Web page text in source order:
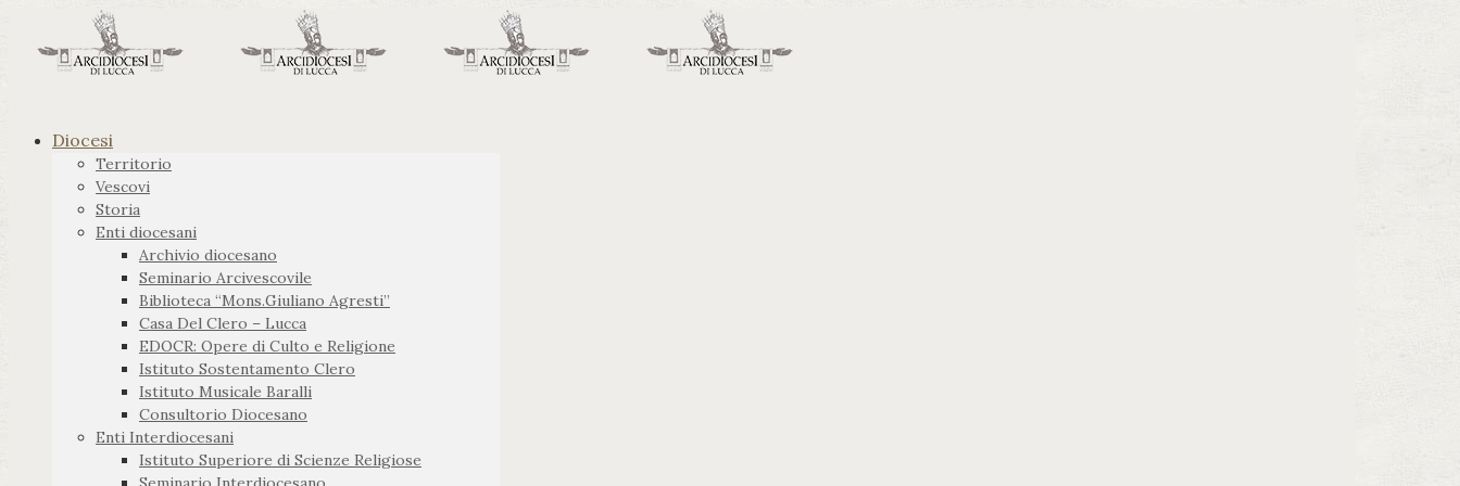
Diocesi
Territorio
Vescovi
Storia
Enti diocesani
Archivio diocesano
Seminario Arcivescovile
Biblioteca “Mons.Giuliano Agresti”
Casa Del Clero – Lucca
EDOCR: Opere di Culto e Religione
Istituto Sostentamento Clero
Istituto Musicale Baralli
Consultorio Diocesano
Enti Interdiocesani
Istituto Superiore di Scienze Religiose